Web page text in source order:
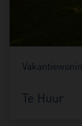
Te Huur